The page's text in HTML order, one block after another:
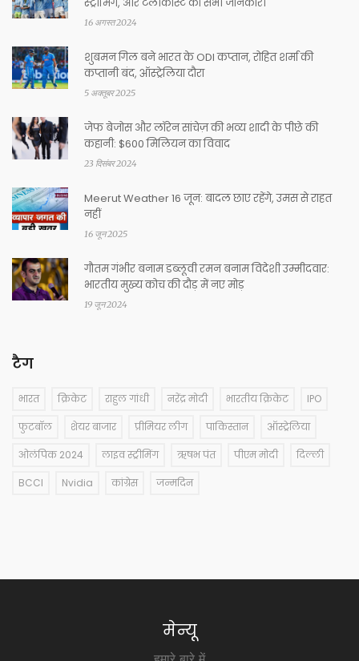
16 अगस्त 2024
शुबमन गिल बने भारत के ODI कप्तान, रोहित शर्मा की
कप्तानी बंद, ऑस्ट्रेलिया दौरा
5 अक्तूबर 2025
जेफ बेजोस और लॉरेन सांचेज़ की भव्य शादी के पीछे की
कहानी: $600 मिलियन का विवाद
23 दिसंबर 2024
Meerut Weather 16 जून: बादल छाए रहेंगे, उमस से राहत
नहीं
16 जून 2025
गौतम गंभीर बनाम डब्लूवी रमन बनाम विदेशी उम्मीदवार:
भारतीय मुख्य कोच की दौड़ में नए मोड़
19 जून 2024
टैग
भारत क्रिकेट राहुल गांधी नरेंद्र मोदी भारतीय क्रिकेट IPO
फुटबॉल शेयर बाजार प्रीमियर लीग पाकिस्तान ऑस्ट्रेलिया
ओलंपिक 2024 लाइव स्ट्रीमिंग ऋषभ पंत पीएम मोदी दिल्ली
BCCI Nvidia कांग्रेस जन्मदिन
मेन्यू